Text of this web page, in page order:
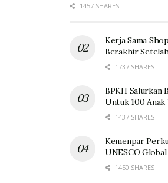
1457 SHARES
Kerja Sama
Berakhir
1737 SHARES
BPKH Salurkan
Untuk 100 Anak
1437 SHARES
Kemenpar
UNESCO
1450 SHARES